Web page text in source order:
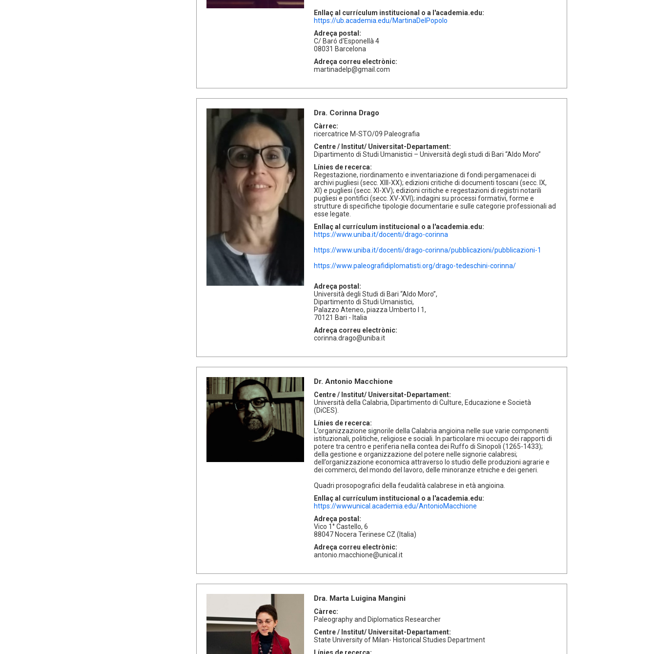
Enllaç al currículum institucional o a l'academia.edu:
https://ub.academia.edu/MartinaDelPopolo
Adreça postal:
C/ Baró d'Esponellà 4
08031 Barcelona
Adreça correu electrònic:
martinadelp@gmail.com
Dra. Corinna Drago
Càrrec:
ricercatrice M-STO/09 Paleografia
Centre / Institut/ Universitat-Departament:
Dipartimento di Studi Umanistici – Università degli studi di Bari “Aldo Moro”
Línies de recerca:
Regestazione, riordinamento e inventariazione di fondi pergamenacei di
archivi pugliesi (secc. XIII-XX); edizioni critiche di documenti toscani (secc. IX,
XI) e pugliesi (secc. XI-XV); edizioni critiche e regestazioni di registri notarili
pugliesi e pontifici (secc. XV-XVI); indagini su processi formativi, forme e
strutture di specifiche tipologie documentarie e sulle categorie professionali ad
esse legate.
Enllaç al currículum institucional o a l'academia.edu:
https://www.uniba.it/docenti/drago-corinna
https://www.uniba.it/docenti/drago-corinna/pubblicazioni/pubblicazioni-1
https://www.paleografidiplomatisti.org/drago-tedeschini-corinna/
Adreça postal:
Università degli Studi di Bari “Aldo Moro”,
Dipartimento di Studi Umanistici,
Palazzo Ateneo, piazza Umberto I 1,
70121 Bari - Italia
Adreça correu electrònic:
corinna.drago@uniba.it
Dr. Antonio Macchione
Centre / Institut/ Universitat-Departament:
Università della Calabria, Dipartimento di Culture, Educazione e Società
(DiCES).
Línies de recerca:
L’organizzazione signorile della Calabria angioina nelle sue varie componenti
istituzionali, politiche, religiose e sociali. In particolare mi occupo dei rapporti di
potere tra centro e periferia nella contea dei Ruffo di Sinopoli (1265-1433);
della gestione e organizzazione del potere nelle signorie calabresi;
dell’organizzazione economica attraverso lo studio delle produzioni agrarie e
dei commerci, del mondo del lavoro, delle minoranze etniche e dei generi.
Quadri prosopografici della feudalità calabrese in età angioina.
Enllaç al currículum institucional o a l'academia.edu:
https://wwwunical.academia.edu/AntonioMacchione
Adreça postal:
Vico 1° Castello, 6
88047 Nocera Terinese CZ (Italia)
Adreça correu electrònic:
antonio.macchione@unical.it
Dra. Marta Luigina Mangini
Càrrec:
Paleography and Diplomatics Researcher
Centre / Institut/ Universitat-Departament:
State University of Milan- Historical Studies Department